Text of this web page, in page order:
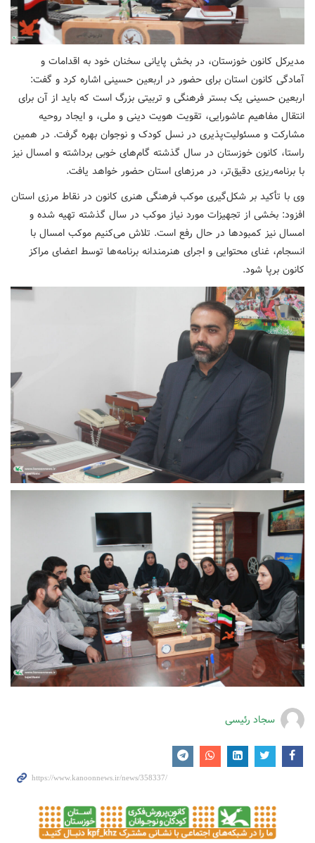
مدیرکل کانون خوزستان، در بخش پایانی سخنان خود به اقدامات و
آمادگی کانون استان برای حضور در اربعین حسینی اشاره کرد و گفت:
اربعین حسینی یک بستر فرهنگی و تربیتی بزرگ است که باید از آن برای
انتقال مفاهیم عاشورایی، تقویت هویت دینی و ملی، و ایجاد روحیه
مشارکت و مسئولیت‌پذیری در نسل کودک و نوجوان بهره گرفت. در همین
راستا، کانون خوزستان در سال گذشته گام‌های خوبی برداشته و امسال نیز
با برنامه‌ریزی دقیق‌تر، در مرزهای استان حضور خواهد یافت.
وی با تأکید بر شکل‌گیری موکب فرهنگی هنری کانون در نقاط مرزی استان
افزود: بخشی از تجهیزات مورد نیاز موکب در سال گذشته تهیه شده و
امسال نیز کمبودها در حال رفع است. تلاش می‌کنیم موکب امسال با
انسجام، غنای محتوایی و اجرای هنرمندانه برنامه‌ها توسط اعضای مراکز
کانون برپا شود.
سجاد رئیسی